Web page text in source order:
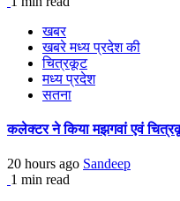
खबर
खबरे मध्य प्रदेश की
चित्रकूट
मध्य प्रदेश
सतना
कलेक्टर ने किया मझगवां एवं
20 hours ago Sandeep
1 min read